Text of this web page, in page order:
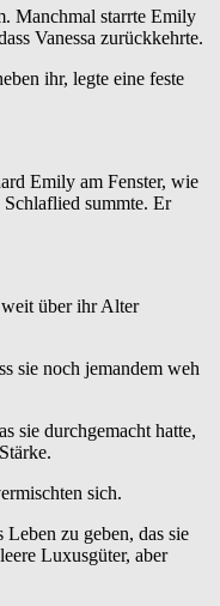
Manchmal starrte Emily
Vanessa zurückkehrte.
ihr, legte eine feste
Emily am Fenster, wie
summte. Er
über ihr Alter
sie noch jemandem weh
sie durchgemacht hatte,
sich.
zu geben, das sie
Luxusgüter, aber